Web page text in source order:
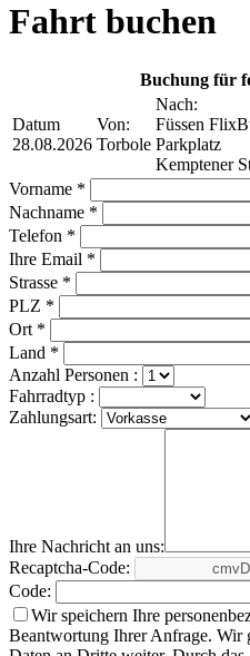
Fahrt buchen
Buchung für
Datum
28.08.2026
Von:
Torbole
Nach:
Füssen
Parkplatz
Kemptener
Vorname *
Nachname *
Telefon *
Ihre Email *
Strasse *
PLZ *
Ort *
Land *
Anzahl Personen :
Fahrradtyp :
Zahlungsart:
Ihre Nachricht an uns:
Recaptcha-Code:
Code:
Wir speichern Ihre
Beantwortung Ihrer Anfrage. Wir